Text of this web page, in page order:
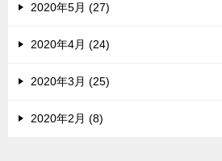
2020年5月 (27)
2020年4月 (24)
2020年3月 (25)
2020年2月 (8)